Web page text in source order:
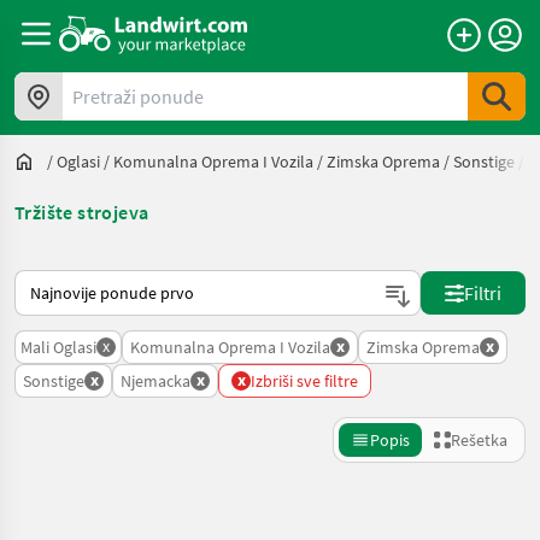
Pretraži ponude
/Oglasi / Komunalna Oprema I Vozila /Zimska Oprema /Sonstige
Tržište strojeva
Tako se sortira na Landwirt.com
Filtri
Mali Oglasi x Komunalna Oprema I Vozila x Zimska Oprema x
Sonstige x Njemacka x x Izbriši sve filtre
Popis Rešetka